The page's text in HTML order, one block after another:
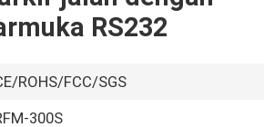
RS232
ROHS/FCC/SGS
300S